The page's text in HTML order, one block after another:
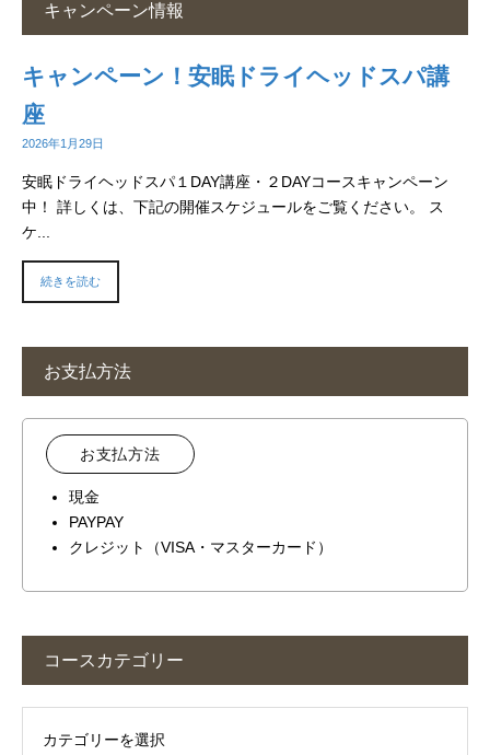
キャンペーン情報
キャンペーン！安眠ドライヘッドスパ講
座
2026年1月29日
安眠ドライヘッドスパ１DAY講座・２DAYコースキャンペーン
中！ 詳しくは、下記の開催スケジュールをご覧ください。 ス
ケ...
続きを読む
お支払方法
お支払方法
現金
PAYPAY
クレジット（VISA・マスターカード）
コースカテゴリー